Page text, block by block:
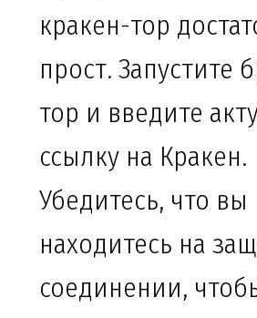
кракен-тор
прост. Запустите
тор и введите
ссылку на Кракен.
Убедитесь, что вы
находитесь на
соединении,